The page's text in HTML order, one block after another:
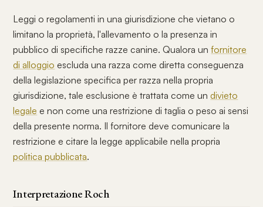
Leggi o regolamenti in una giurisdizione che vietano o
limitano la proprietà, l'allevamento o la presenza in
pubblico di specifiche razze canine. Qualora unfornitore
di alloggio escluda una razza come diretta conseguenza
della legislazione specifica per razza nella propria
giurisdizione, tale esclusione è trattata come un divieto
legale e non come una restrizione di taglia o peso ai sensi
della presente norma. Il fornitore deve comunicare la
restrizione e citare la legge applicabile nella propria
politica pubblicata.
Interpretazione Roch